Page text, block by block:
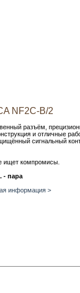
NF2C-B/2
разъём,
и отличные
сигнальный
ищет компромисы.
- пара
информация >